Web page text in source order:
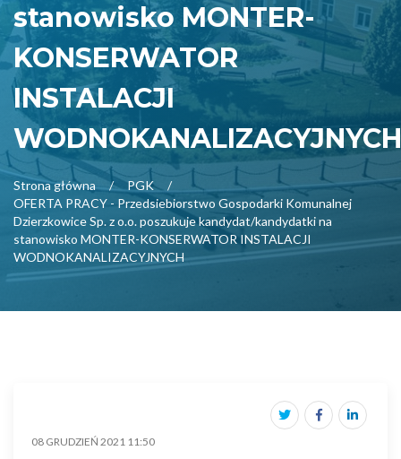
stanowisko MONTER-
KONSERWATOR
INSTALACJI
WODNOKANALIZACYJNYCH
Strona główna
PGK
OFERTA PRACY - Przedsiebiorstwo Gospodarki Komunalnej
Dzierzkowice Sp. z o.o. poszukuje kandydat/kandydatki na
stanowisko MONTER-KONSERWATOR INSTALACJI
WODNOKANALIZACYJNYCH
08 GRUDZIEŃ 2021 11:50